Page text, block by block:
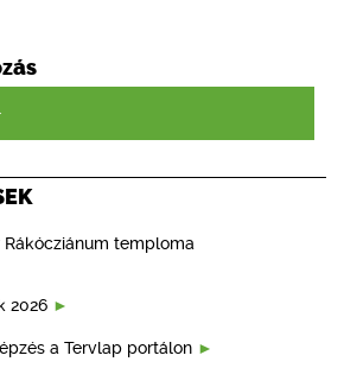
temploma
2026
a Tervlap portálon